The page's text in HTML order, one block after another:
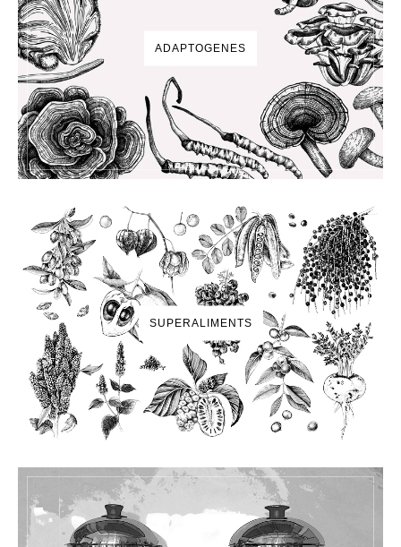
ADAPTOGENES
SUPERALIMENTS